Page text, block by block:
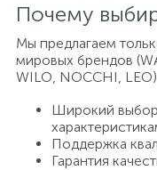
Почему
Мы предлагаем
мировых брендов
WILO, NOCCHI,
Широкий
Поддержка
Гарантия